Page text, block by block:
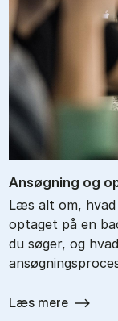
An­søg­ning og
Læs alt om,
optaget på en
du søger, og
Læs mere